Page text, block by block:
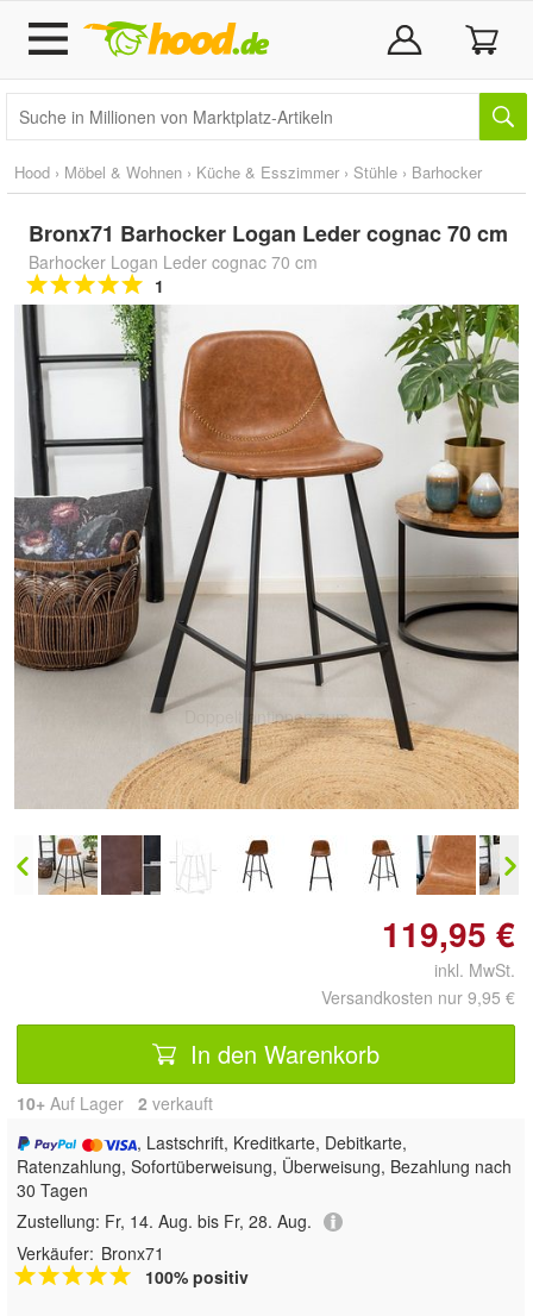
Hood › Möbel & Wohnen › Küche & Esszimmer › Stühle › Barhocker
Bronx71 Barhocker Logan Leder cognac 70 cm
Barhocker Logan Leder cognac 70 cm
1
Doppelt antippen zum
vergrößern
119,95 €
inkl. MwSt.
Versandkosten nur 9,95 €
In den Warenkorb
10+ Auf Lager 2 verkauft
, Lastschrift, Kreditkarte, Debitkarte,
Ratenzahlung, Sofortüberweisung, Überweisung, Bezahlung nach
30 Tagen
Zustellung: Fr, 14. Aug. bis Fr, 28. Aug.
Verkäufer: Bronx71
100% positiv